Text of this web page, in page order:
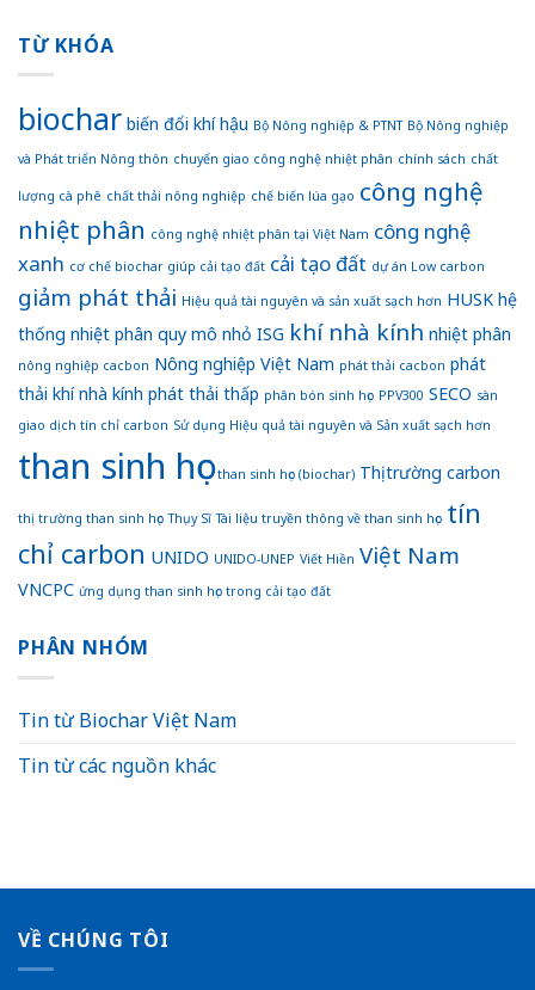
2050”:
Nền
tảng
Việt
hướng
nền
nông
nghiệp
xanh
và
bền
vững
than
học
sinh
mở
mới
tín
chỉ
TỪ KHÓA
biochar biến đổi khí hậu Bộ Nông nghiệp & PTNT Bộ Nông nghiệp
và Phát triển Nông thôn chuyển giao công nghệ nhiệt phân chính sách chất
lượng cà phê chất thải nông nghiệp chế biến lúa gạo công nghệ
nhiệt phân công nghệ nhiệt phân tại Việt Nam công nghệ
xanh cơ chế biochar giúp cải tạo đất cải tạo đất dự án Low carbon
giảm phát thải Hiệu quả tài nguyên và sản xuất sạch hơn HUSK hệ
thống nhiệt phân quy mô nhỏ ISG khí nhà kính nhiệt phân
nông nghiệp cacbon Nông nghiệp Việt Nam phát thải cacbon phát
thải khí nhà kính phát thải thấp phân bón sinh học PPV300 SECO sàn
giao dịch tín chỉ carbon Sử dụng Hiệu quả tài nguyên và Sản xuất sạch hơn
than sinh học than sinh học (biochar) Thị trường carbon
thị trường than sinh học Thụy Sĩ Tài liệu truyền thông về than sinh học tín
chỉ carbon UNIDO UNIDO-UNEP Viết Hiền Việt Nam
VNCPC ứng dụng than sinh học trong cải tạo đất
PHÂN NHÓM
Tin từ Biochar Việt Nam
Tin từ các nguồn khác
VỀ CHÚNG TÔI